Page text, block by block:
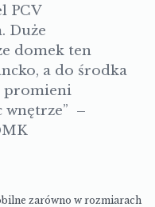
PCV
Duże
domek ten
a do środka
promieni
wnętrze” –
zarówno w rozmiarach